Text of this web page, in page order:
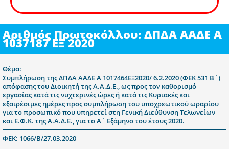
Αριθμός Πρωτοκόλλου: ΔΠΔΑ ΑΑΔΕ Α
1037187 ΕΞ 2020
Θέμα:
Συμπλήρωση της ΔΠΔΑ ΑΑΔΕ Α 1017464ΕΞ2020/ 6.2.2020 (ΦΕΚ 531 Β΄)
απόφασης του Διοικητή της Α.Α.Δ.Ε., ως προς τον καθορισμό
εργασίας κατά τις νυχτερινές ώρες ή κατά τις Κυριακές και
εξαιρέσιμες ημέρες προς συμπλήρωση του υποχρεωτικού ωραρίου
για το προσωπικό που υπηρετεί στη Γενική Διεύθυνση Τελωνείων
και Ε.Φ.Κ. της Α.Α.Δ.Ε., για το Α΄ Εξάμηνο του έτους 2020.
ΦΕΚ: 1066/Β/27.03.2020